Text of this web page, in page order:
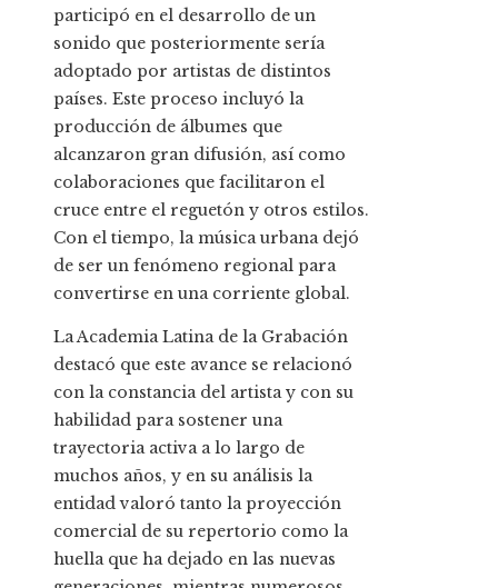
participó en el desarrollo de un
sonido que posteriormente sería
adoptado por artistas de distintos
países. Este proceso incluyó la
producción de álbumes que
alcanzaron gran difusión, así como
colaboraciones que facilitaron el
cruce entre el reguetón y otros estilos.
Con el tiempo, la música urbana dejó
de ser un fenómeno regional para
convertirse en una corriente global.
La Academia Latina de la Grabación
destacó que este avance se relacionó
con la constancia del artista y con su
habilidad para sostener una
trayectoria activa a lo largo de
muchos años, y en su análisis la
entidad valoró tanto la proyección
comercial de su repertorio como la
huella que ha dejado en las nuevas